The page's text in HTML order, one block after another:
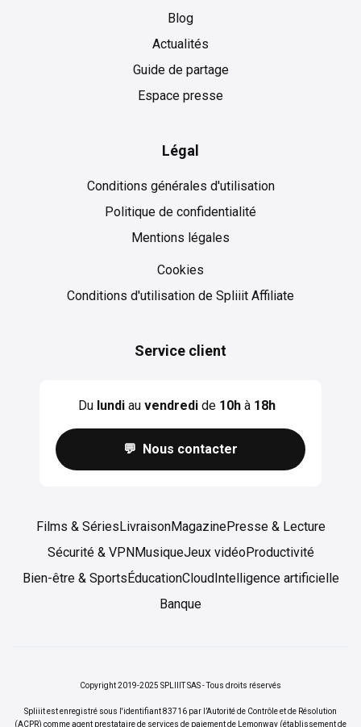
Blog
Actualités
Guide de partage
Espace presse
Légal
Conditions générales d'utilisation
Politique de confidentialité
Mentions légales
Cookies
Cookies
Conditions d'utilisation de Spliiit Affiliate
Service client
Du lundiau vendredide 10hà 18h
💬 Nous contacter
Films & Séries LivraisonMagazinePresse & Lecture
Sécurité & VPN MusiqueJeux vidéoProductivité
Bien-être & Sports ÉducationCloud Intelligence artificielle
Banque
Copyright 2019-2025 SPLIIIT SAS - Tous droits réservés
Spliiit est enregistré sous l'identifiant 83716 par l’Autorité de Contrôle et de Résolution
(ACPR) comme agent prestataire de services de paiement de Lemonway (établissement de